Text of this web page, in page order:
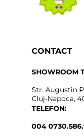
CONTACT
SHOWROOM
Str. Augustin
Cluj-Napoca,
TELEFON:
004